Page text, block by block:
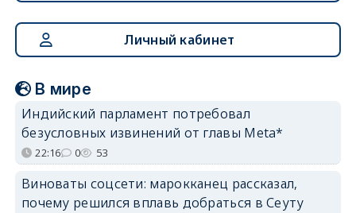
Личный кабинет
В мире
Индийский парламент потребовал
безусловных извинений от главы Meta*
22:16 0 53
Виноваты соцсети: марокканец рассказал,
почему решился вплавь добраться в Сеуту